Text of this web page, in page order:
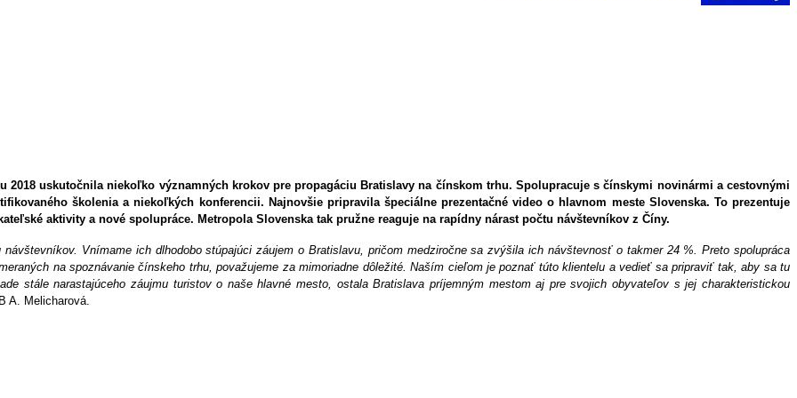
2018 uskutočnila niekoľko významných krokov pre propagáciu Bratislavy na čínskom trhu. Spolupracuje s čínskymi novinármi a cestovnými
školenia a niekoľkých konferencii. Najnovšie pripravila špeciálne prezentačné video o hlavnom meste Slovenska. To prezentuje
aktivity a nové spolupráce. Metropola Slovenska tak pružne reaguje na rapídny nárast počtu návštevníkov z Číny.
Vnímame ich dlhodobo stúpajúci záujem o Bratislavu, pričom medziročne sa zvýšila ich návštevnosť o takmer 24 %. Preto spolupráca
na spoznávanie čínskeho trhu, považujeme za mimoriadne dôležité. Naším cieľom je poznať túto klientelu a vedieť sa pripraviť tak, aby sa tu
stále narastajúceho záujmu turistov o naše hlavné mesto, ostala Bratislava príjemným mestom aj pre svojich obyvateľov s jej charakteristickou
A. Melicharová.